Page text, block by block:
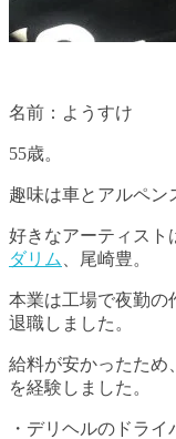
名前：ようすけ
55歳。
趣味は車とアルペン
好きなアーティスト
ダリム
、尾崎豊。
本業は工場で夜勤の
退職しました。
給料が安かったため
を経験しました。
・デリヘルのドライ